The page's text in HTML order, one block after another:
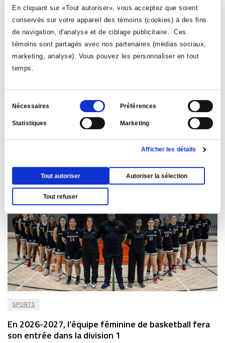
En cliquant sur «Tout autoriser», vous acceptez que soient
conservés sur votre appareil des témoins (cookies) à des fins
de navigation, d'analyse et de ciblage publicitaire. Ces
témoins sont partagés avec nos partenaires (médias sociaux,
marketing, analyse). Vous pouvez les personnaliser en tout
temps.
Sélection
consentement
Nécessaires Préférences
Statistiques Marketing
Afficher les détails
Tout autoriser Autoriser la sélection
Tout refuser
SPORTS
Honneur et fierté lors du gala annuel des Aigles
Le 7 mai 2025
Le 2 mai dernier, les personnes athlètes et entraineuses,
toutes disciplines confondues, se sont réunies pour clore
en beauté la fin de l’année sportive.
SPORTS
En 2026-2027, l’équipe féminine de basketball fera
son entrée dans la division 1